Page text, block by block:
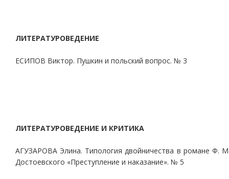
ЛИТЕРАТУРОВЕДЕНИЕ
ЕСИПОВ Виктор. Пушкин и польский вопрос. № 3
ЛИТЕРАТУРОВЕДЕНИЕ И КРИТИКА
АГУЗАРОВА Элина. Типология двойничества в романе Ф.
Достоевского «Преступление и наказание». № 5